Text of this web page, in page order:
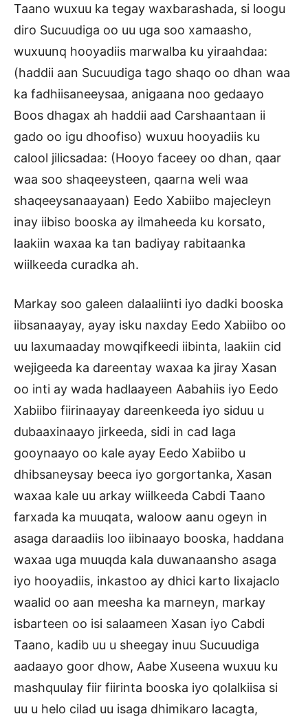
Taano wuxuu ka tegay waxbarashada, si loogu
diro Sucuudiga oo uu uga soo xamaasho,
wuxuunq hooyadiis marwalba ku yiraahdaa:
(haddii aan Sucuudiga tago shaqo oo dhan waa
ka fadhiisaneeysaa, anigaana noo gedaayo
Boos dhagax ah haddii aad Carshaantaan ii
gado oo igu dhoofiso) wuxuu hooyadiis ku
calool jilicsadaa: (Hooyo faceey oo dhan, qaar
waa soo shaqeeysteen, qaarna weli waa
shaqeeysanaayaan) Eedo Xabiibo majecleyn
inay iibiso booska ay ilmaheeda ku korsato,
laakiin waxaa ka tan badiyay rabitaanka
wiilkeeda curadka ah.
Markay soo galeen dalaaliinti iyo dadki booska
iibsanaayay, ayay isku naxday Eedo Xabiibo oo
uu laxumaaday mowqifkeedi iibinta, laakiin cid
wejigeeda ka dareentay waxaa ka jiray Xasan
oo inti ay wada hadlaayeen Aabahiis iyo Eedo
Xabiibo fiirinaayay dareenkeeda iyo siduu u
dubaaxinaayo jirkeeda, sidi in cad laga
gooynaayo oo kale ayay Eedo Xabiibo u
dhibsaneysay beeca iyo gorgortanka, Xasan
waxaa kale uu arkay wiilkeeda Cabdi Taano
farxada ka muuqata, waloow aanu ogeyn in
asaga daraadiis loo iibinaayo booska, haddana
waxaa uga muuqda kala duwanaansho asaga
iyo hooyadiis, inkastoo ay dhici karto lixajaclo
waalid oo aan meesha ka marneyn, markay
isbarteen oo isi salaameen Xasan iyo Cabdi
Taano, kadib uu u sheegay inuu Sucuudiga
aadaayo goor dhow, Aabe Xuseena wuxuu ku
mashquulay fiir fiirinta booska iyo qolalkiisa si
uu u helo cilad uu isaga dhimikaro lacagta,